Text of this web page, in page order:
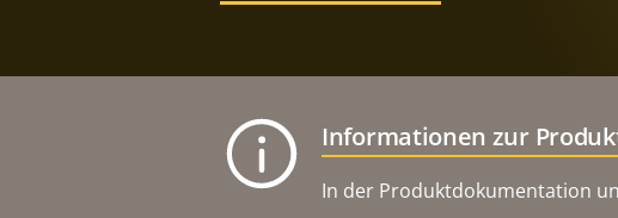
Informationen zur
In der Produktdokumentation